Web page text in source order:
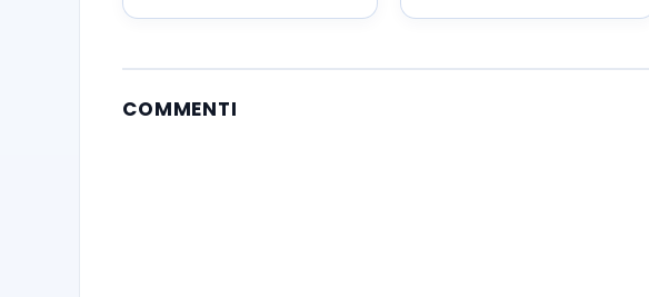
COMMENTI